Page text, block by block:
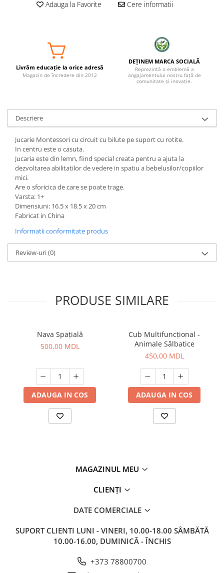
Adauga la Favorite Cere informatii
Livrăm educație la orice adresă
Magazin de încredere din 2012
DEȚINEM MARCA SOCIALĂ
Reprezintă o emblemă a
angajamentului nostru față de
comunitate și inovație.
Descriere
Jucarie Montessori cu circuit cu bilute pe suport cu rotite.
In centru este o casuta.
Jucaria este din lemn, fiind special creata pentru a ajuta la
dezvoltarea abilitatilor de vedere in spatiu a bebelusilor/copiilor
mici.
Are o sforicica de care se poate trage.
Varsta: 1+
Dimensiuni: 16.5 x 18.5 x 20 cm
Fabricat in China
Informatii conformitate produs
Review-uri(0)
PRODUSE SIMILARE
Nava Spațială
500,00 MDL
ADAUGA IN COS
Cub Multifuncțional -
Animale Sălbatice
450,00 MDL
ADAUGA IN COS
MAGAZINUL MEU
CLIENȚI
DATE COMERCIALE
SUPORT CLIENTI LUNI - VINERI, 10.00-18.00 SÂMBĂTĂ
10.00-16.00, DUMINICĂ - ÎNCHIS
+373 78800700